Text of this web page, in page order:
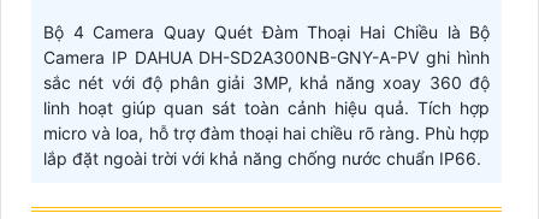
Bộ 4 Camera Quay Quét Đàm Thoại Hai Chiều là Bộ
Camera IP DAHUA DH-SD2A300NB-GNY-A-PV ghi hình
sắc nét với độ phân giải 3MP, khả năng xoay 360 độ
linh hoạt giúp quan sát toàn cảnh hiệu quả. Tích hợp
micro và loa, hỗ trợ đàm thoại hai chiều rõ ràng. Phù hợp
lắp đặt ngoài trời với khả năng chống nước chuẩn IP66.